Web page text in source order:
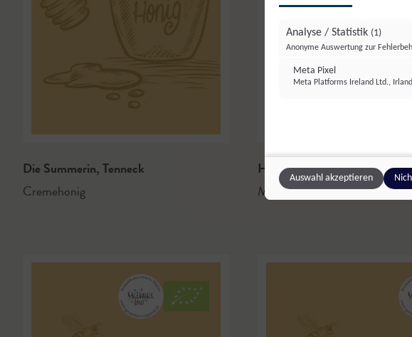
Die Summerin,Tenneck
Cremehonig
Honigtraum Winkler,Goldegg
Met
Analyse / Statistik (1)
Anonyme Auswertung zur
Meta Pixel
Meta Platforms Ireland Ltd., Irland
Auswahl akzeptieren